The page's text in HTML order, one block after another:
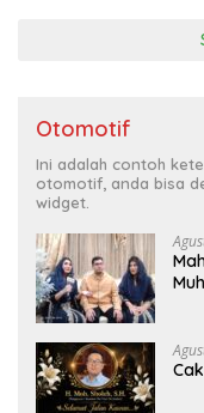
Otomotif
Ini adalah contoh
otomotif, anda bisa
widget.